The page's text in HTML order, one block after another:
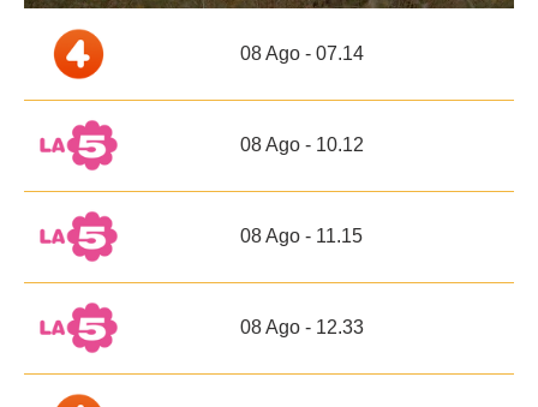
08 Ago - 07.14
08 Ago - 10.12
08 Ago - 11.15
08 Ago - 12.33